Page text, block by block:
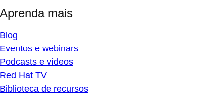
Aprenda mais
Blog
Eventos e webinars
Podcasts e vídeos
Red Hat TV
Biblioteca de recursos